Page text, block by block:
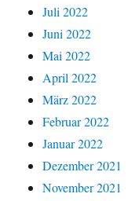
Juli 2022
Juni 2022
Mai 2022
April 2022
März 2022
Februar 2022
Januar 2022
Dezember 2021
November 2021